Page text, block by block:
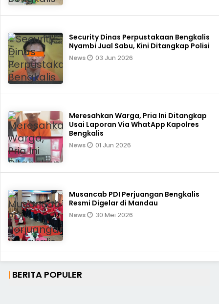
Security Dinas Perpustakaan Bengkalis
Nyambi Jual Sabu, Kini Ditangkap Polisi
News 03 Jun 2026
Meresahkan Warga, Pria Ini Ditangkap
Usai Laporan Via WhatApp Kapolres
Bengkalis
News 01 Jun 2026
Musancab PDI Perjuangan Bengkalis
Resmi Digelar di Mandau
News 30 Mei 2026
BERITA POPULER